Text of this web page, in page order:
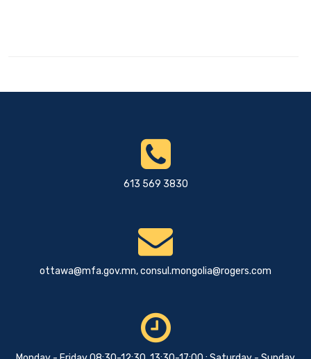
613 569 3830
ottawa@mfa.gov.mn,consul.mongolia@rogers.com